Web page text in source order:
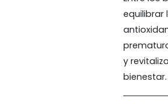
equilibrar
y
bienestar.